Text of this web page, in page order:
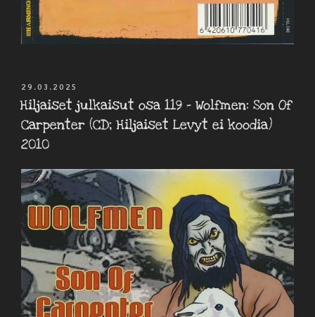
JULKAISTU
29.03.2025
Hiljaiset julkaisut osa 119 – Wolfmen: Son Of
Carpenter (CD; Hiljaiset Levyt ei koodia)
2010